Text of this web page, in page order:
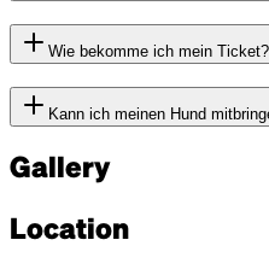
Wie bekomme ich mein Ticket?
Kann ich meinen Hund
Gallery
Location